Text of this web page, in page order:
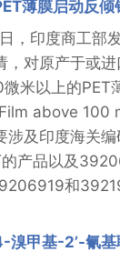
薄膜启动反倾
，印度商工部
，对原产于或
米以上的PET
above 100
涉及印度海关
产品以及
和
溴甲基-2’-氰